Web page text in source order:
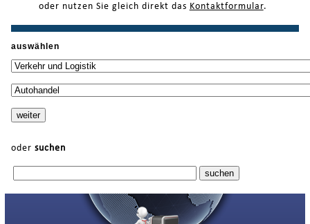
oder nutzen Sie gleich direkt das Kontaktformular.
auswählen
oder suchen